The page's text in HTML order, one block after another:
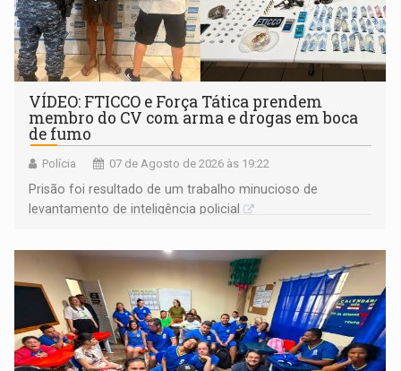
VÍDEO: FTICCO e Força Tática prendem
membro do CV com arma e drogas em boca
de fumo
Polícia 07 de Agosto de 2026 às 19:22
Prisão foi resultado de um trabalho minucioso de
levantamento de inteligência policial